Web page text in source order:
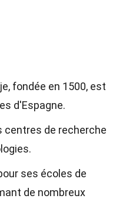
fondée en 1500, est
d'Espagne.
centres de recherche
ses écoles de
de nombreux